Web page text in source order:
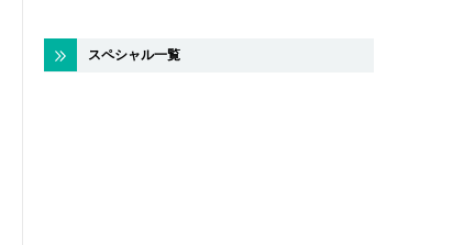
スペシャル一覧